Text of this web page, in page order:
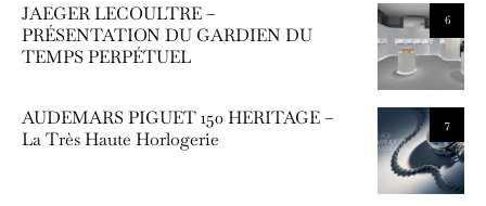
6
JAEGER LECOULTRE –
PRÉSENTATION DU GARDIEN DU
TEMPS PERPÉTUEL
7
AUDEMARS PIGUET 150 HERITAGE –
La Très Haute Horlogerie